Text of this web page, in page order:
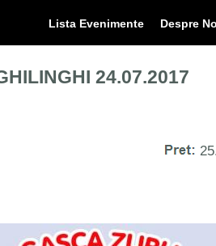
Lista Evenimente Despre
24.07.2017